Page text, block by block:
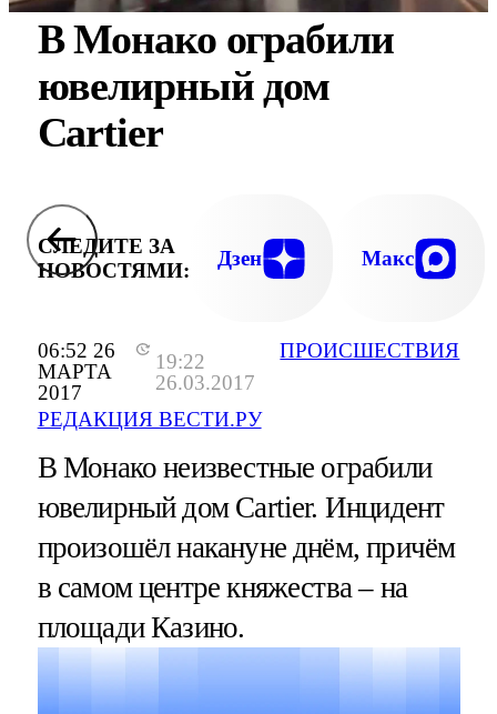
06:52 26
МАРТА
2017
19:22
26.03.2017
РЕДАКЦИЯ ВЕСТИ.РУ
ПРОИСШЕСТВИЯ
В Монако ограбили
ювелирный дом
Cartier
СЛЕДИТЕ ЗА
НОВОСТЯМИ:
Дзен Макс
В Монако неизвестные ограбили
ювелирный дом Cartier. Инцидент
произошёл накануне днём, причём
в самом центре княжества – на
площади Казино.